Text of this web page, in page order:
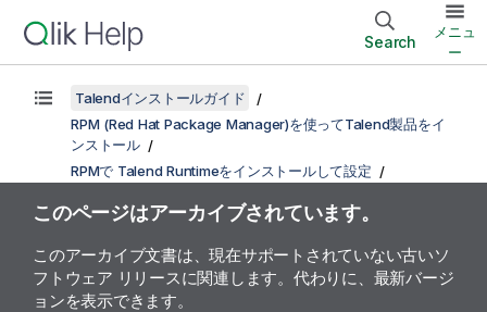
Search
メニュ
ー
Talendインストールガイド
RPM (Red Hat Package Manager)を使ってTalend製品をイ
ンストール
RPMで Talend Runtimeをインストールして設定
このページはアーカイブされています。
このアーカイブ文書は、現在サポートされていない古いソ
フトウェア リリースに関連します。代わりに、最新バージ
ョンを表示できます。